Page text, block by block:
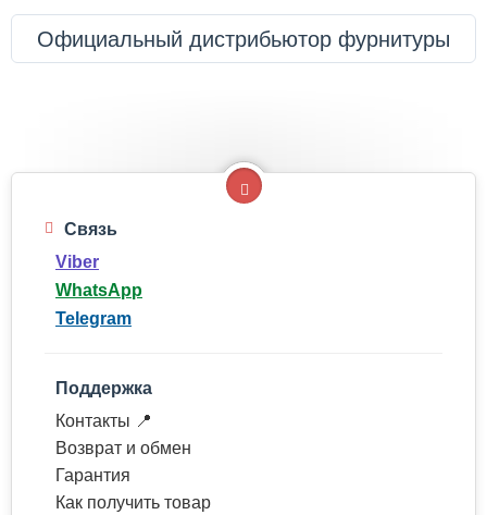
Официальный дистрибьютор фурнитуры
Связь
Viber
WhatsApp
Telegram
Поддержка
Контакты 📍
Возврат и обмен
Гарантия
Как получить товар